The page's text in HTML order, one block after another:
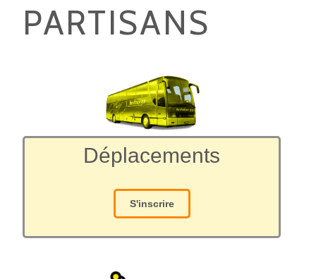
PARTISANS
Déplacements
S'inscrire